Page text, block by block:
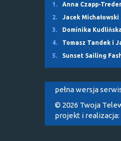
1. Anna Czapp-
2.
Jacek Michałowski
3.
Dominika
4.
Tomasz Tandek i
5.
Sunset Sailing
pełna wersja
© 2026 Twoja
projekt i realizacja: